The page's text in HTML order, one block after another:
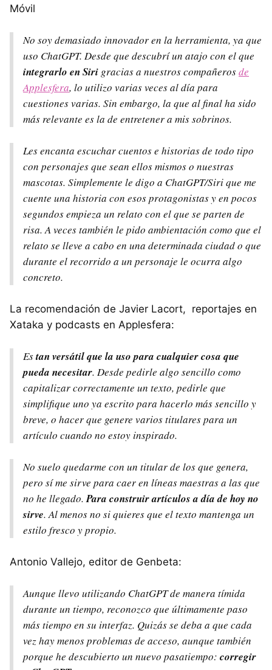
Móvil
No soy demasiado innovador en la herramienta, ya que
uso ChatGPT. Desde que descubrí un atajo con el que
integrarlo en Siri gracias a nuestros compañerosde
Applesfera, lo utilizo varias veces al día para
cuestiones varias. Sin embargo, la que al final ha sido
más relevante es la de entretener a mis sobrinos.
Les encanta escuchar cuentos e historias de todo tipo
con personajes que sean ellos mismos o nuestras
mascotas. Simplemente le digo a ChatGPT/Siri que me
cuente una historia con esos protagonistas y en pocos
segundos empieza un relato con el que se parten de
risa. A veces también le pido ambientación como que el
relato se lleve a cabo en una determinada ciudad o que
durante el recorrido a un personaje le ocurra algo
concreto.
La recomendación de Javier Lacort, reportajes en
Xataka y podcasts en Applesfera:
Estan versátil que la uso para cualquier cosa que
pueda necesitar. Desde pedirle algo sencillo como
capitalizar correctamente un texto, pedirle que
simplifique uno ya escrito para hacerlo más sencillo y
breve, o hacer que genere varios titulares para un
artículo cuando no estoy inspirado.
No suelo quedarme con un titular de los que genera,
pero sí me sirve para caer en líneas maestras a las que
no he llegado.Para construir artículos a día de hoy no
sirve. Al menos no si quieres que el texto mantenga un
estilo fresco y propio.
Antonio Vallejo, editor de Genbeta:
Aunque llevo utilizando ChatGPT de manera tímida
durante un tiempo, reconozco que últimamente paso
más tiempo en su interfaz. Quizás se deba a que cada
vez hay menos problemas de acceso, aunque también
porque he descubierto un nuevo pasatiempo: corregir